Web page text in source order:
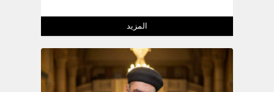
لكِنْ المُستنِيرِينَ بِالرُّوح يعرِفوا كيف يستخدِموا
الكِتاب فوجدوا هذِهِ الآية [ لأِنَّ سُكنى الفرحِين
جمِيعاً فِيكِ ]العذراء هِى فرح آدم وَهِى السبب
فِى رد البشريَّة لِلفرحة بعد عِصيان آدم وَحواء
وَاليوم سِر فرحنا بِالخَلاَص أنَّ العذراء هِى باب
الخَلاَص هِى بدء الأفراح.
المزيد